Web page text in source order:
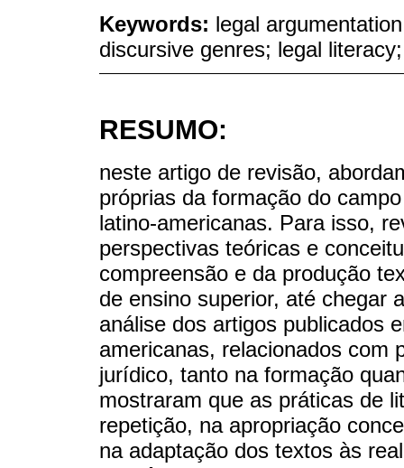
Keywords: legal
discursive genres; legal
RESUMO:
neste artigo de revisão,
próprias da formação do
latino-americanas. Para isso,
perspectivas teóricas e
compreensão e da produção
de ensino superior, até chegar
análise dos artigos publicados
americanas, relacionados com
jurídico, tanto na formação
mostraram que as práticas de
repetição, na apropriação
na adaptação dos textos às